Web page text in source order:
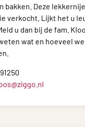
bakken. Deze
verkocht. Lijkt het u
u dan bij de fam.
wat en hoeveel